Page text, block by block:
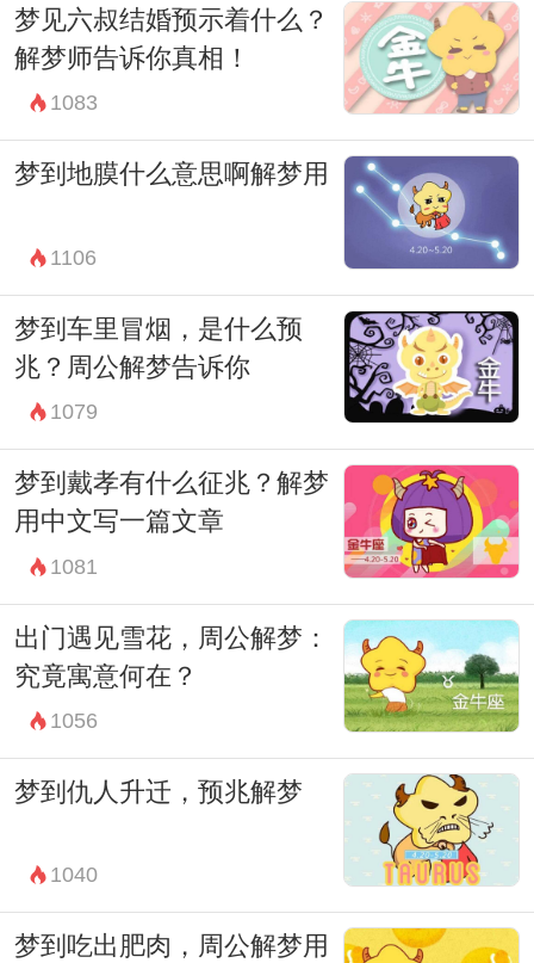
活质量。
最终，梦到电梯坠落只是一种梦境，我们要
学会正确认识和处理，让自己更加坚强和成
熟。
梦见六叔结婚预示着什么？
解梦师告诉你真相！
1083
梦到地膜什么意思啊解梦用
1106
梦到车里冒烟，是什么预
兆？周公解梦告诉你
1079
梦到戴孝有什么征兆？解梦
用中文写一篇文章
1081
出门遇见雪花，周公解梦：
究竟寓意何在？
1056
梦到仇人升迁，预兆解梦
1040
梦到吃出肥肉，周公解梦用